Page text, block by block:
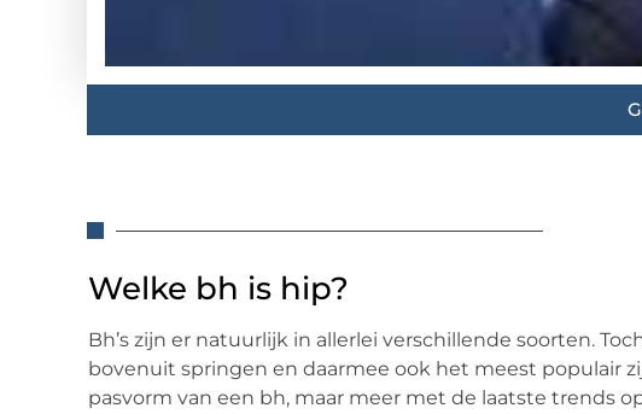
Welke bh is hip?
Bh’s zijn er natuurlijk in allerlei verschillende soorten.
bovenuit springen en daarmee ook het meest populair
pasvorm van een bh, maar meer met de laatste trends